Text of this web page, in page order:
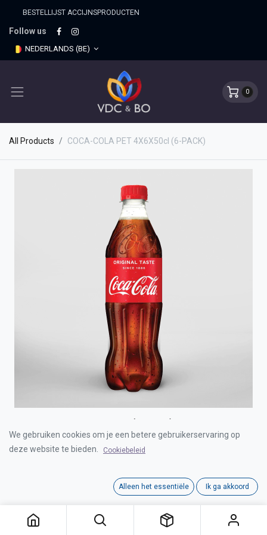
BESTELLIJST ACCIJNSPRO​DUCTEN
Follow us
NEDERLANDS (BE)
0
All Products COCA-COLA PET 4X6X50cl (6-PACK)
Interne referentie: D0101004
We gebruiken cookies om je een betere gebruikerservaring op
deze website te bieden.
Cookiebeleid
Alleen het essentiële Ik ga akkoord